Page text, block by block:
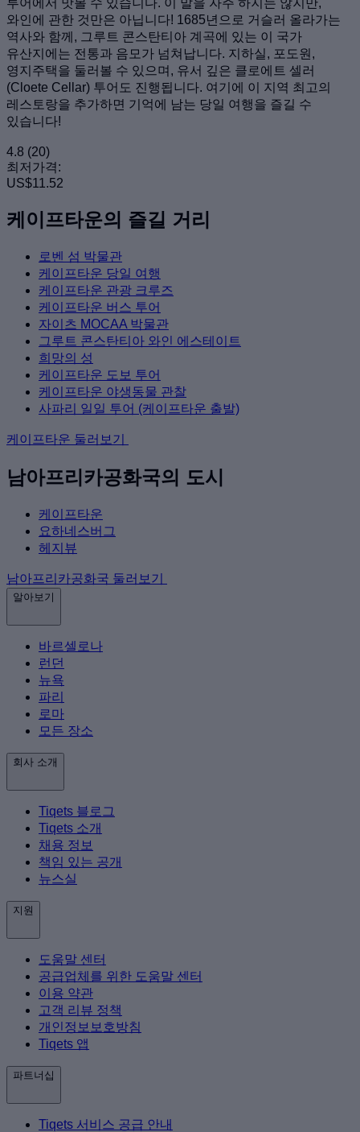
투어에서 맛볼 수 있습니다. 이 말을 자주 하지는 않지만,
와인에 관한 것만은 아닙니다! 1685년으로 거슬러 올라가는
역사와 함께, 그루트 콘스탄티아 계곡에 있는 이 국가
유산지에는 전통과 음모가 넘쳐납니다. 지하실, 포도원,
영지주택을 둘러볼 수 있으며, 유서 깊은 클로에트 셀러
(Cloete Cellar) 투어도 진행됩니다. 여기에 이 지역 최고의
레스토랑을 추가하면 기억에 남는 당일 여행을 즐길 수
있습니다!
4.8 (20)
최저가격:
US$11.52
케이프타운의 즐길 거리
로벤 섬 박물관
케이프타운 당일 여행
케이프타운 관광 크루즈
케이프타운 버스 투어
자이츠 MOCAA 박물관
그루트 콘스탄티아 와인 에스테이트
희망의 성
케이프타운 도보 투어
케이프타운 야생동물 관찰
사파리 일일 투어 (케이프타운 출발)
케이프타운 둘러보기
남아프리카공화국의 도시
케이프타운
요하네스버그
헤지뷰
남아프리카공화국 둘러보기
알아보기
바르셀로나
런던
뉴욕
파리
로마
모든 장소
회사 소개
Tiqets 블로그
Tiqets 소개
채용 정보
책임 있는 공개
뉴스실
지원
도움말 센터
공급업체를 위한 도움말 센터
이용 약관
고객 리뷰 정책
개인정보보호방침
Tiqets 앱
파트너십
Tiqets 서비스 공급 안내